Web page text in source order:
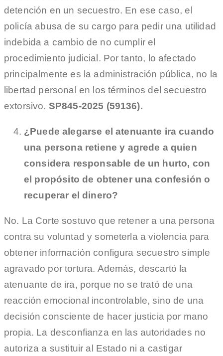
detención en un secuestro. En ese caso, el
policía abusa de su cargo para pedir una utilidad
indebida a cambio de no cumplir el
procedimiento judicial. Por tanto, lo afectado
principalmente es la administración pública, no la
libertad personal en los términos del secuestro
extorsivo. SP845-2025 (59136).
¿Puede alegarse el atenuante ira cuando
una persona retiene y agrede a quien
considera responsable de un hurto, con
el propósito de obtener una confesión o
recuperar el dinero?
No. La Corte sostuvo que retener a una persona
contra su voluntad y someterla a violencia para
obtener información configura secuestro simple
agravado por tortura. Además, descartó la
atenuante de ira, porque no se trató de una
reacción emocional incontrolable, sino de una
decisión consciente de hacer justicia por mano
propia. La desconfianza en las autoridades no
autoriza a sustituir al Estado ni a castigar